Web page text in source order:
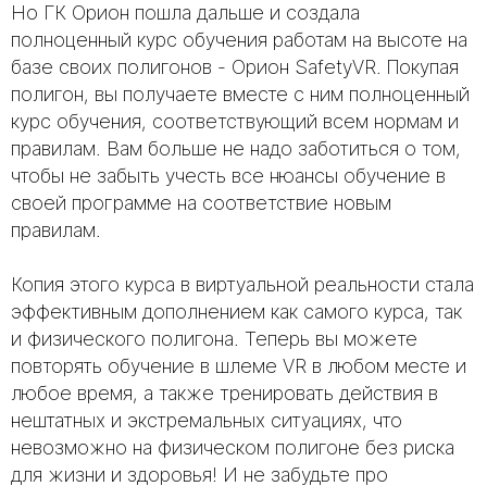
Но ГК Орион пошла дальше и создала
полноценный курс обучения работам на высоте на
базе своих полигонов - Орион SafetyVR. Покупая
полигон, вы получаете вместе с ним полноценный
курс обучения, соответствующий всем нормам и
правилам. Вам больше не надо заботиться о том,
чтобы не забыть учесть все нюансы обучение в
своей программе на соответствие новым
правилам.
Копия этого курса в виртуальной реальности стала
эффективным дополнением как самого курса, так
и физического полигона. Теперь вы можете
повторять обучение в шлеме VR в любом месте и
любое время, а также тренировать действия в
нештатных и экстремальных ситуациях, что
невозможно на физическом полигоне без риска
для жизни и здоровья! И не забудьте про